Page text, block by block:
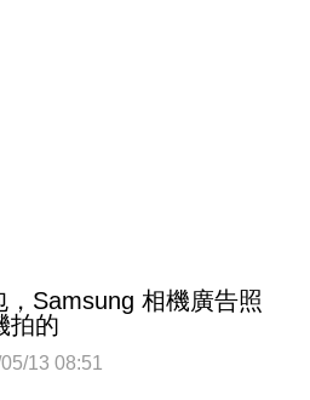
Samsung 相機廣告照
拍的
13 08:51